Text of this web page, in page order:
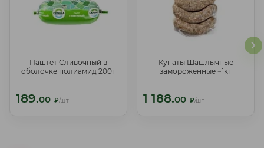
Паштет Сливочный в
оболочке полиамид 200г
189.00 ₽/шт
Паштет Сливочный в
оболочке полиамид 200г
189.00 ₽/шт
Купаты Шашлычные
замороженные ~1кг
1 188.00 ₽/шт
Купаты Шашлычные
замороженные ~1кг
1 188.00 ₽/шт